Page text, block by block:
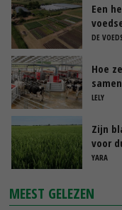
Een
DE
Hoe
LELY
Zijn
voor
YARA
MEEST GELEZEN